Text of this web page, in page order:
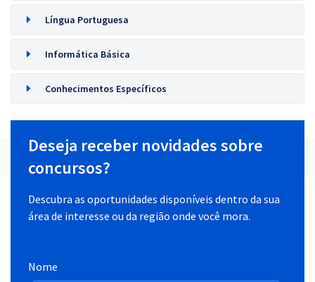
Língua Portuguesa
Informática Básica
Conhecimentos Específicos
Deseja receber novidades sobre
concursos?
Descubra as oportunidades disponíveis dentro da sua
área de interesse ou da região onde você mora.
Nome